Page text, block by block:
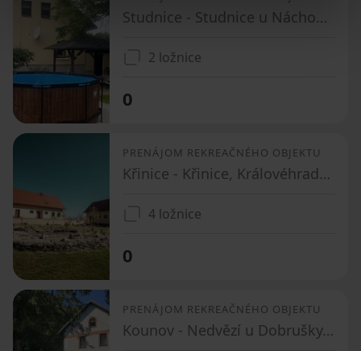
Studnice - Studnice u Náchoda, Královéhradecký kraj
2 ložnice
0
PRENÁJOM REKREAČNÉHO OBJEKTU
Křinice - Křinice, Královéhradecký kraj
4 ložnice
0
PRENÁJOM REKREAČNÉHO OBJEKTU
Kounov - Nedvězí u Dobrušky, Královéhradecký kraj